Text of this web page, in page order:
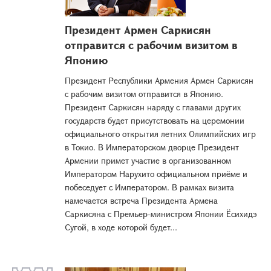
Президент Армен Саркисян
отправится с рабочим визитом в
Японию
Президент Республики Армения Армен Саркисян
с рабочим визитом отправится в Японию.
Президент Саркисян наряду с главами других
государств будет присутствовать на церемонии
официального открытия летних Олимпийских игр
в Токио. В Императорском дворце Президент
Армении примет участие в организованном
Императором Нарухито официальном приёме и
побеседует с Императором. В рамках визита
намечается встреча Президента Армена
Саркисяна с Премьер-министром Японии Ёсихидэ
Сугой, в ходе которой будет...